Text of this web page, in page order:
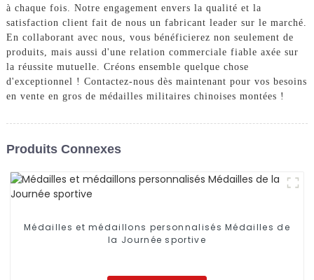
à chaque fois. Notre engagement envers la qualité et la
satisfaction client fait de nous un fabricant leader sur le marché.
En collaborant avec nous, vous bénéficierez non seulement de
produits, mais aussi d'une relation commerciale fiable axée sur
la réussite mutuelle. Créons ensemble quelque chose
d'exceptionnel ! Contactez-nous dès maintenant pour vos besoins
en vente en gros de médailles militaires chinoises montées !
Produits Connexes
Médailles et médaillons personnalisés Médailles de
la Journée sportive